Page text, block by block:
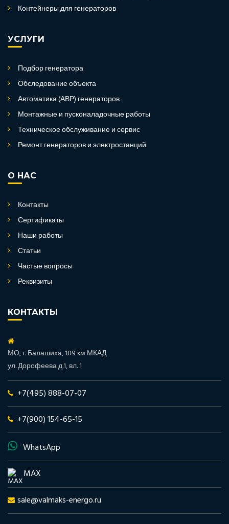
Контейнеры для генераторов
УСЛУГИ
Подбор генератора
Обследование объекта
Автоматика (АВР) генераторов
Монтажные и пусконаладочные работы
Техническое обслуживание и сервис
Ремонт генераторов и электростанций
О НАС
Контакты
Сертификаты
Наши работы
Статьи
Частые вопросы
Реквизиты
КОНТАКТЫ
МО, г. Балашиха, 109 км МКАД
ул. Дорофеева д.1, вл. 1
+7(495) 888-07-07
+7(900) 154-65-15
WhatsApp
MAX
sale@valmaks-energo.ru